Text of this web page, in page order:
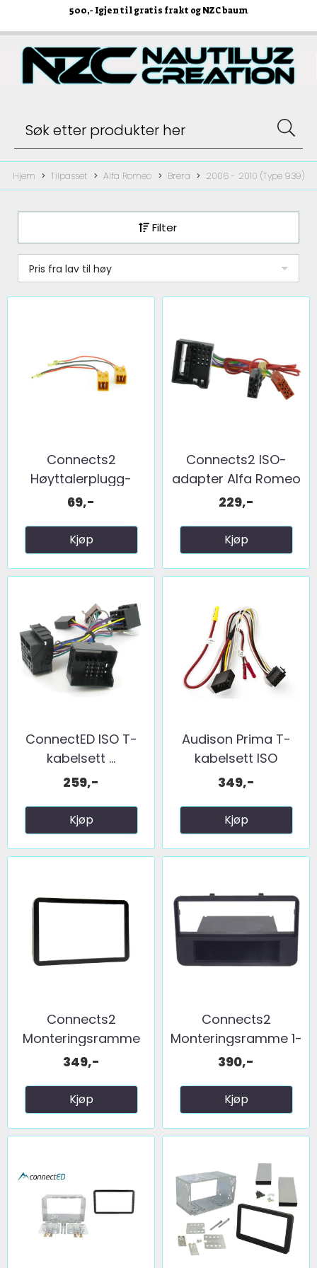
500,- Igjen til gratis frakt og NZC baum
Hjem Tilpasset Alfa Romeo Brera 2006 - 2010 (Type 939)
Filter
Pris fra lav til høy
Connects2
Høyttalerplugg-
adaptere ...
69,-
Kjøp
Connects2 ISO-
adapter Alfa Romeo
...
229,-
Kjøp
ConnectED ISO T-
kabelsett ...
259,-
Kjøp
Audison Prima T-
kabelsett ISO
349,-
Kjøp
Connects2
Monteringsramme
2-DIN ...
349,-
Kjøp
Connects2
Monteringsramme 1-
DIN Alfa ...
390,-
Kjøp